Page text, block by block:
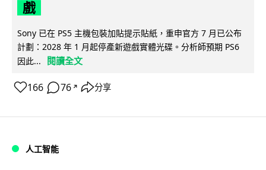
戲
Sony 已在 PS5 主機包裝加貼提示貼紙，重申官方 7 月已公布
計劃：2028 年 1 月起停產新遊戲實體光碟。分析師預期 PS6
因此...
閱讀全文
166 76 ↗ 分享
人工智能